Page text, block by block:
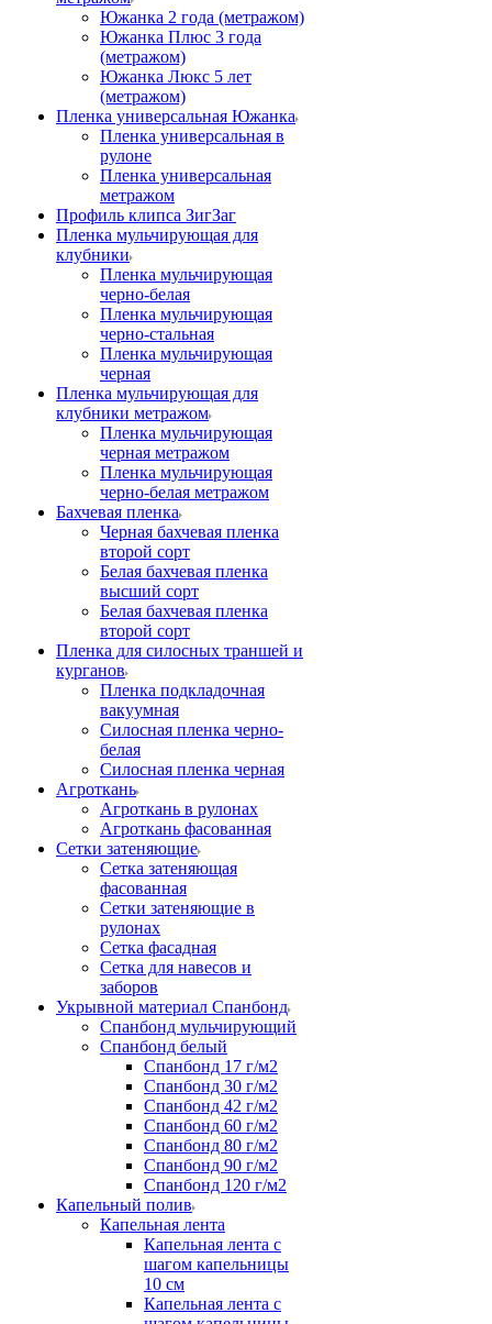
Южанка 2 года (метражом)
Южанка Плюс 3 года
(метражом)
Южанка Люкс 5 лет
(метражом)
Пленка универсальная Южанка
Пленка универсальная в
рулоне
Пленка универсальная
метражом
Профиль клипса ЗигЗаг
Пленка мульчирующая для
клубники
Пленка мульчирующая
черно-белая
Пленка мульчирующая
черно-стальная
Пленка мульчирующая
черная
Пленка мульчирующая для
клубники метражом
Пленка мульчирующая
черная метражом
Пленка мульчирующая
черно-белая метражом
Бахчевая пленка
Черная бахчевая пленка
второй сорт
Белая бахчевая пленка
высший сорт
Белая бахчевая пленка
второй сорт
Пленка для силосных траншей и
курганов
Пленка подкладочная
вакуумная
Силосная пленка черно-
белая
Силосная пленка черная
Агроткань
Агроткань в рулонах
Агроткань фасованная
Сетки затеняющие
Сетка затеняющая
фасованная
Сетки затеняющие в
рулонах
Сетка фасадная
Сетка для навесов и
заборов
Укрывной материал Спанбонд
Спанбонд мульчирующий
Спанбонд белый
Спанбонд 17 г/м2
Спанбонд 30 г/м2
Спанбонд 42 г/м2
Спанбонд 60 г/м2
Спанбонд 80 г/м2
Спанбонд 90 г/м2
Спанбонд 120 г/м2
Капельный полив
Капельная лента
Капельная лента с
шагом капельницы
10 см
Капельная лента с